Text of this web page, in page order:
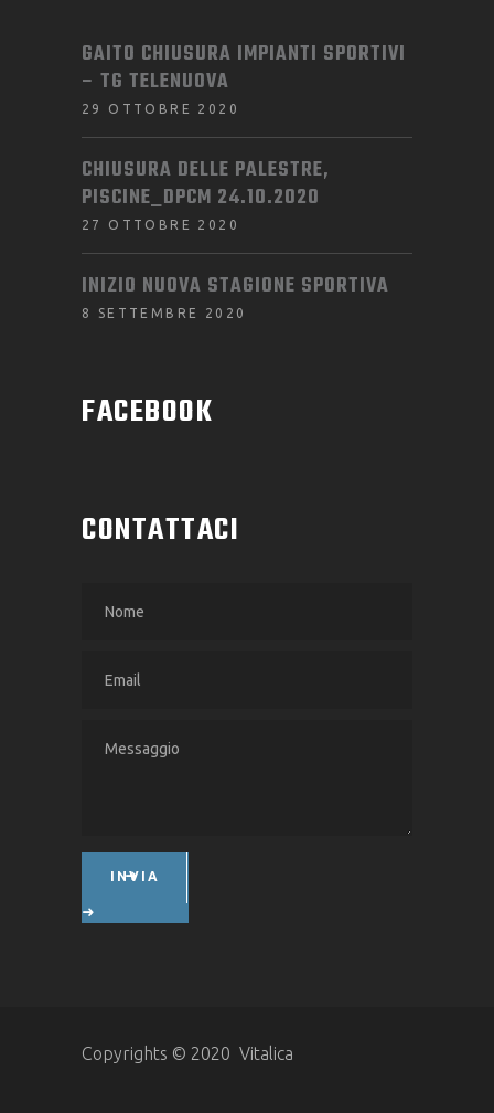
GAITO CHIUSURA IMPIANTI SPORTIVI
– TG TELENUOVA
29 OTTOBRE 2020
CHIUSURA DELLE PALESTRE,
PISCINE_DPCM 24.10.2020
27 OTTOBRE 2020
INIZIO NUOVA STAGIONE SPORTIVA
8 SETTEMBRE 2020
FACEBOOK
CONTATTACI
INVIA
Copyrights © 2020 Vitalica